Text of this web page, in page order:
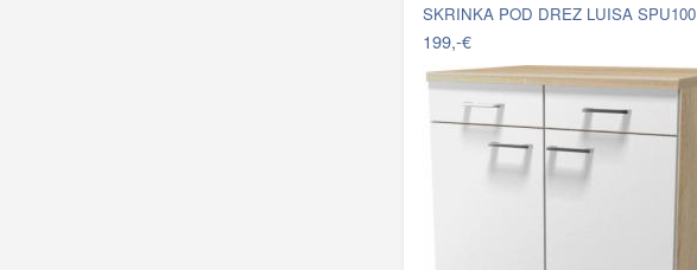
SKRINKA POD DREZ LUISA SPU100
199,-€